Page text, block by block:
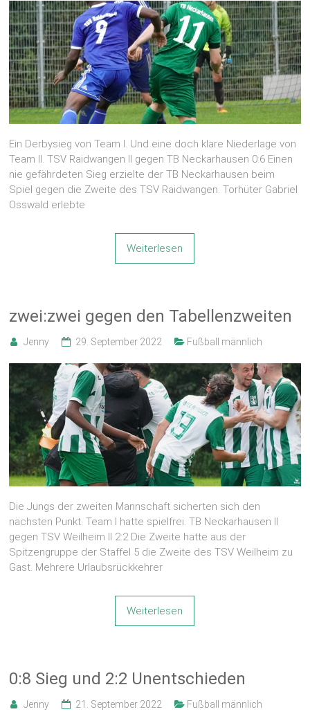
Ein Derbysieg von Team I. Und eine doch klare Niederlage von
Team II. TSV Raidwangen II gegen TB Neckarhausen 0:6 Einen
nie gefährdeten Sieg erzielte der TB Neckarhausen beim
Spiel gegen die Zweite des TSV Raidwangen. Torhüter Gabriel
Osswald erlebte
Weiterlesen
zwei:zwei gegen den Tabellenzweiten
Jenny 29. September 2022 Fußball männlich
Die Jungs der zweiten Mannschaft sicherten sich den
nächsten Punkt. Team I hatte spielfrei. TB Neckarhausen II
gegen TSV Weilheim II 2:2 Die Zweite hatte aus der
Spitzengruppe der Staffel 5 die Zweite des TSV Weilheim zu
Gast. Mehrere Urlaubsrückkehrer
Weiterlesen
0:8 Sieg und 2:2 Unentschieden
Jenny 21. September 2022 Fußball männlich